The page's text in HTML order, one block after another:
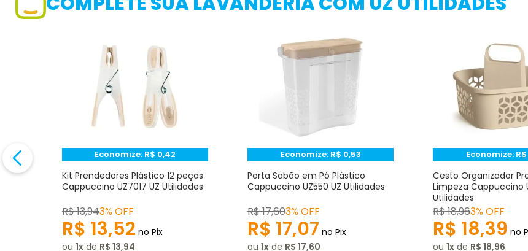
Avaliação
Avalie o produto de 1 até 5 estrelas
☆
Endereço de e-mail
Escrever avaliação
Economize: R$ 0,42
Kit Prendedores Plástico 12 peças
Cappuccino UZ7017 UZ Utilidades
R$13,943% OFF
R$ 13,52 no Pix
ou 1 de R$ 13,94
Economize: R$ 0,53
Porta Sabão em Pó Plástico
Cappuccino UZ550 UZ Utilidades
R$17,603% OFF
R$ 17,07 no Pix
ou 1 de R$ 17,60
Economize: R$
Cesto Organizador
Limpeza Cappuccino
Utilidades
R$18,963% OFF
R$ 18,39 no
ou 1 de R$ 18,96